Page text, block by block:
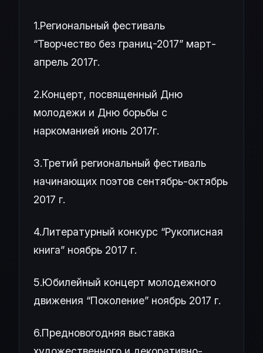
1.Региональный фестиваль
“Творчество без границ-2017” март-
апрель 2017г.
2.Концерт, посвященный Дню
молодежи и Дню борьбы с
наркоманией июнь 2017г.
3.Третий региональный фестиваль
начинающих поэтов сентябрь-октябрь
2017 г.
4.Литературный конкурс “Рукописная
книга” ноябрь 2017 г.
5.Юбилейный концерт молодежного
движения “Поколение” ноябрь 2017 г.
6.Предновогодняя выставка